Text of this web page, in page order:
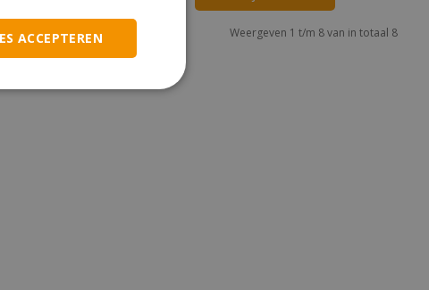
Weergeven 1 t/m 8 van in totaal 8
ACCEPTEREN